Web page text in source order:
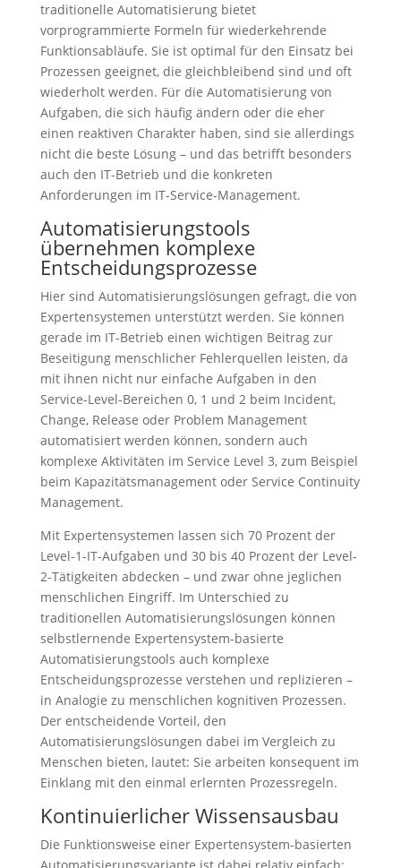
traditionelle Automatisierung bietet
vorprogrammierte Formeln für wiederkehrende
Funktionsabläufe. Sie ist optimal für den Einsatz bei
Prozessen geeignet, die gleichbleibend sind und oft
wiederholt werden. Für die Automatisierung von
Aufgaben, die sich häufig ändern oder die eher
einen reaktiven Charakter haben, sind sie allerdings
nicht die beste Lösung – und das betrifft besonders
auch den IT-Betrieb und die konkreten
Anforderungen im IT-Service-Management.
Automatisierungstools
übernehmen komplexe
Entscheidungsprozesse
Hier sind Automatisierungslösungen gefragt, die von
Expertensystemen unterstützt werden. Sie können
gerade im IT-Betrieb einen wichtigen Beitrag zur
Beseitigung menschlicher Fehlerquellen leisten, da
mit ihnen nicht nur einfache Aufgaben in den
Service-Level-Bereichen 0, 1 und 2 beim Incident,
Change, Release oder Problem Management
automatisiert werden können, sondern auch
komplexe Aktivitäten im Service Level 3, zum Beispiel
beim Kapazitätsmanagement oder Service Continuity
Management.
Mit Expertensystemen lassen sich 70 Prozent der
Level-1-IT-Aufgaben und 30 bis 40 Prozent der Level-
2-Tätigkeiten abdecken – und zwar ohne jeglichen
menschlichen Eingriff. Im Unterschied zu
traditionellen Automatisierungslösungen können
selbstlernende Expertensystem-basierte
Automatisierungstools auch komplexe
Entscheidungsprozesse verstehen und replizieren –
in Analogie zu menschlichen kognitiven Prozessen.
Der entscheidende Vorteil, den
Automatisierungslösungen dabei im Vergleich zu
Menschen bieten, lautet: Sie arbeiten konsequent im
Einklang mit den einmal erlernten Prozessregeln.
Kontinuierlicher Wissensausbau
Die Funktionsweise einer Expertensystem-basierten